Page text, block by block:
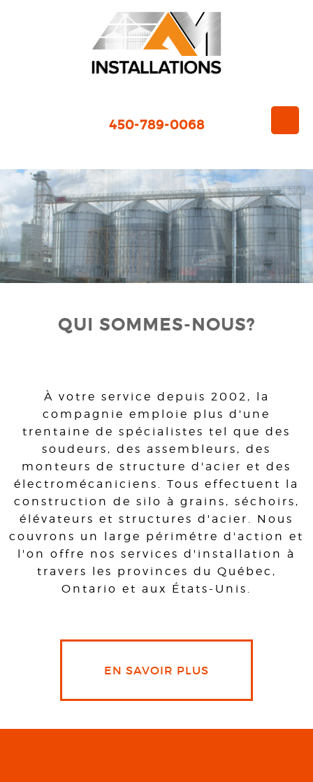
450-789-0068
QUI SOMMES-NOUS?
À votre service depuis 2002, la
compagnie emploie plus d'une
trentaine de spécialistes tel que des
soudeurs, des assembleurs, des
monteurs de structure d'acier et des
électromécaniciens. Tous effectuent la
construction de silo à grains, séchoirs,
élévateurs et structures d'acier. Nous
couvrons un large périmétre d'action et
l'on offre nos services d'installation à
travers les provinces du Québec,
Ontario et aux États-Unis.
EN SAVOIR PLUS